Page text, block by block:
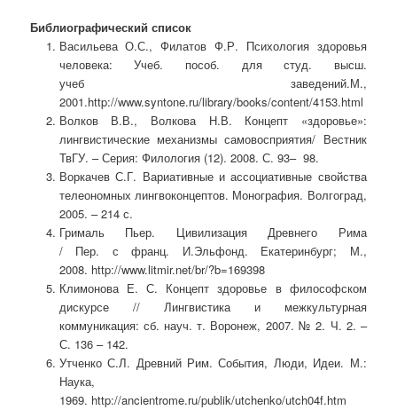
Библиографический список
Васильева О.С., Филатов Ф.Р. Психология здоровья
человека: Учеб. пособ. для студ. высш.
учеб заведений.М.,
2001.http://www.syntone.ru/library/books/content/4153.html
Волков В.В., Волкова Н.В. Концепт «здоровье»:
лингвистические механизмы самовосприятия/ Вестник
ТвГУ. – Серия: Филология (12). 2008. С. 93– 98.
Воркачев С.Г. Вариативные и ассоциативные свойства
телеономных лингвоконцептов. Монография. Волгоград,
2005. – 214 с.
Грималь Пьер. Цивилизация Древнего Рима
/ Пер. с франц. И.Эльфонд. Екатеринбург; М.,
2008. http://www.litmir.net/br/?b=169398
Климонова Е. С. Концепт здоровье в философском
дискурсе // Лингвистика и межкультурная
коммуникация: сб. науч. т. Воронеж, 2007. № 2. Ч. 2. –
С. 136 – 142.
Утченко С.Л. Древний Рим. События, Люди, Идеи. М.:
Наука,
1969. http://ancientrome.ru/publik/utchenko/utch04f.htm